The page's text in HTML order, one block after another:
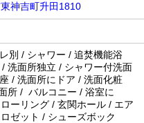
神吉町升田1810
別 / シャワー / 追焚機能浴
洗面所独立 / シャワー付洗面
/ 洗面所にドア / 洗面化粧
所 / バルコニー / 浴室に
ーリング / 玄関ホール / エア
ゼット / シューズボック